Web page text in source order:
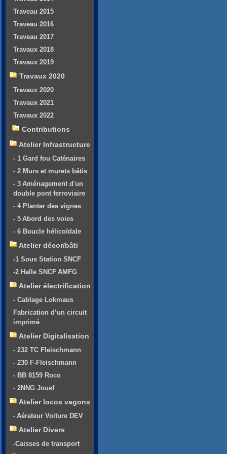
Traveau 2015
Traveau 2016
Traveau 2017
Travaux 2018
Travaux 2019
Travaux 2020
Travaux 2020
Travaux 2021
Travaux 2022
Contributions
Atelier Infrastructure
- 1 Gard fou Caténaires
- 2 Murs et murets bâtis
- 3 Aménagement d'un
double pont ferroviaire
- 4 Planter des vignes
- 5 Abord des voies
- 6 Boucle hélicoïdale
Atelier décor/bâti
-1 Sous Station SNCF
-2 Halle SNCF AMFG
Atelier électrification
- Cablage Lokmaus
Fabrication d’un circuit
imprimé
Atelier Digitalisation
- 232 TC Fleischmann
- 230 F-Fleischmann
- BB 8159 Roco
- 2NNG Jouef
Atelier locos vagons
- Aérateur Voiture DEV
Atelier Divers
-Caisses de transport